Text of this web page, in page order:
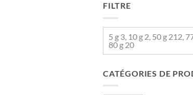
FILTRE
5 g 3, 10 g 2, 50 g 212,
80 g 20
CATÉGORIES DE